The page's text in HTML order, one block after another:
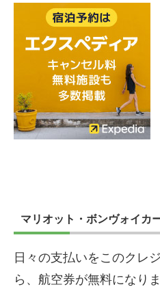
マリオット・ボンヴォイカ
日々の支払いをこのクレ
ら、航空券が無料になり